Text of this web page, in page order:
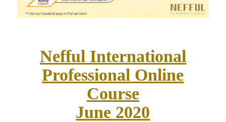
Nefful International
Professional Online
Course
June 2020